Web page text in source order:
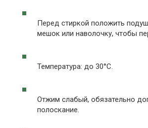
Перед стиркой положить
мешок или наволочку, чтобы
Температура: до 30°C.
Отжим слабый, обязательно
полоскание.